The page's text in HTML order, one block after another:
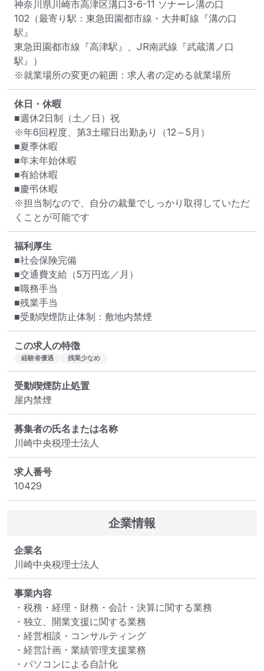
神奈川県川崎市高津区溝口3-6-11 ソナーレ溝の口
102 （最寄り駅：東急田園都市線・大井町線『溝の口
駅』
東急田園都市線『高津駅』、JR南武線『武蔵溝ノ口
駅』）
※就業場所の変更の範囲：求人者の定める就業場所
休日・休暇
■週休2日制（土／日）祝
※年6回程度、第3土曜日出勤あり（12～5月）
■夏季休暇
■年末年始休暇
■有給休暇
■慶弔休暇
※担当制なので、自分の裁量でしっかり取得していただ
くことが可能です
福利厚生
■社会保険完備
■交通費支給（5万円迄／月）
■職務手当
■残業手当
■受動喫煙防止体制：敷地内禁煙
この求人の特徴
経験者優遇 残業少なめ
受動喫煙防止処置
屋内禁煙
募集者の氏名または名称
川崎中央税理士法人
求人番号
10429
企業情報
企業名
川崎中央税理士法人
事業内容
・税務・経理・財務・会計・決算に関する業務
・独立、開業支援に関する業務
・経営相談・コンサルティング
・経営計画・業績管理支援業務
・パソコンによる自計化